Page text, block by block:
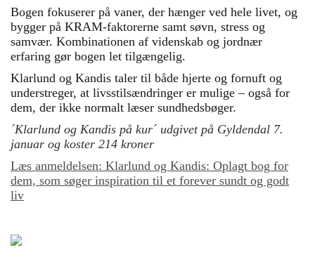
Bogen fokuserer på vaner, der hænger ved hele livet, og
bygger på KRAM-faktorerne samt søvn, stress og
samvær. Kombinationen af videnskab og jordnær
erfaring gør bogen let tilgængelig.
Klarlund og Kandis taler til både hjerte og fornuft og
understreger, at livsstilsændringer er mulige – også for
dem, der ikke normalt læser sundhedsbøger.
´Klarlund og Kandis på kur´ udgivet på Gyldendal 7.
januar og koster 214 kroner
Læs anmeldelsen: Klarlund og Kandis: Oplagt bog for
dem, som søger inspiration til et forever sundt og godt
liv